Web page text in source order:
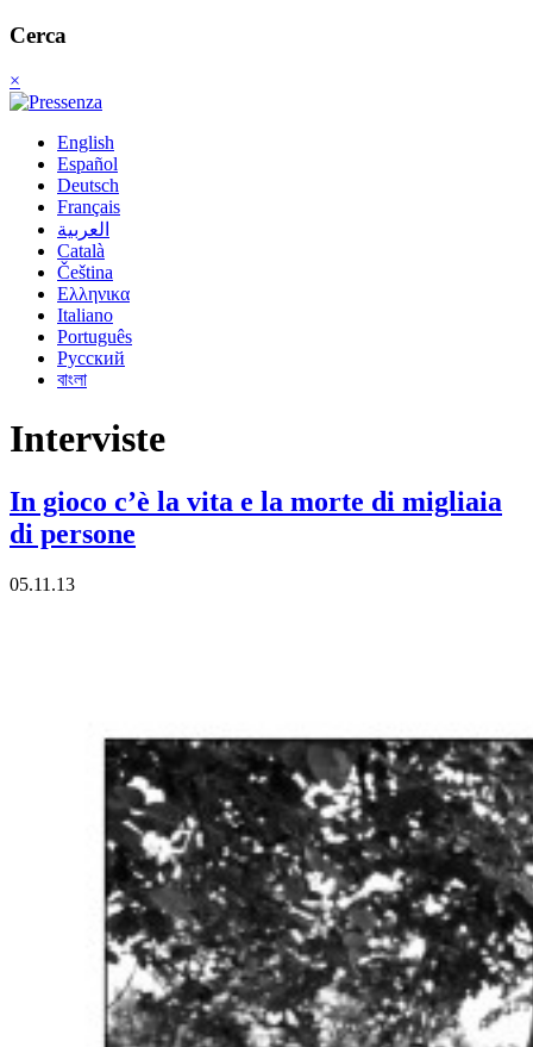
Cerca
×
English
Español
Deutsch
Français
العربية
Català
Čeština
Ελληνικα
Italiano
Português
Русский
বাংলা
Interviste
In gioco c’è la vita e la morte di migliaia
di persone
05.11.13